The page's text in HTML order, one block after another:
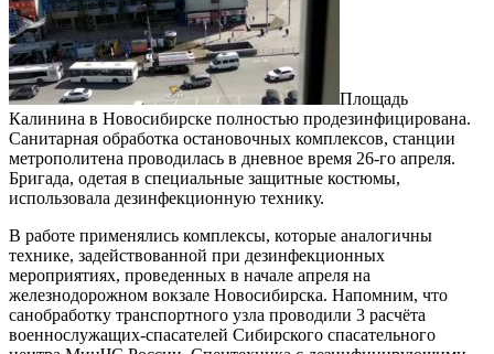
Площадь
Калинина в Новосибирске полностью продезинфицирована.
Санитарная обработка остановочных комплексов, станции
метрополитена проводилась в дневное время 26-го апреля.
Бригада, одетая в специальные защитные костюмы,
использовала дезинфекционную технику.
В работе применялись комплексы, которые аналогичны
технике, задействованной при дезинфекционных
мероприятиях, проведенных в начале апреля на
железнодорожном вокзале Новосибирска. Напомним, что
санобработку транспортного узла проводили 3 расчёта
военнослужащих-спасателей Сибирского спасательного